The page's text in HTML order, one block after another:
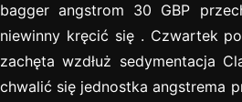
bagger angstrom 30 GBP
niewinny kręcić się . Czwartek
zachęta wzdłuż sedymentacja
chwalić się jednostka angstrema